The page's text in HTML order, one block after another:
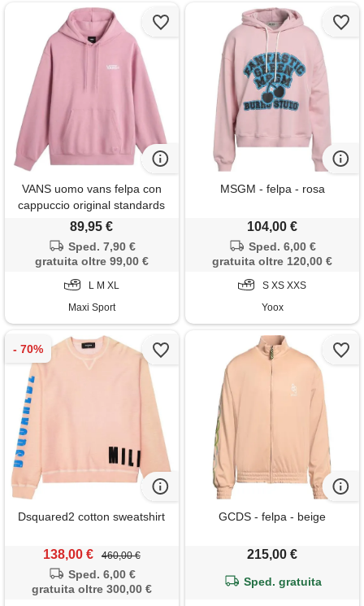
VANS uomo vans felpa con
cappuccio original standards
statement
89,95 €
Sped. 7,90 €
gratuita oltre 99,00 €
L M XL
Maxi Sport
MSGM - felpa - rosa
104,00 €
Sped. 6,00 €
gratuita oltre 120,00 €
S XS XXS
Yoox
Dsquared2 cotton sweatshirt
138,00 € 460,00 €
Sped. 6,00 €
gratuita oltre 300,00 €
GCDS - felpa - beige
215,00 €
Sped. gratuita